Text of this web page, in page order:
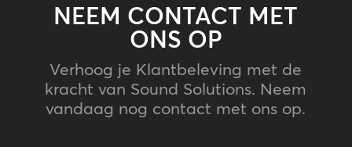
NEEM CONTACT MET
ONS OP
Verhoog je Klantbeleving met de
kracht van Sound Solutions. Neem
vandaag nog contact met ons op.